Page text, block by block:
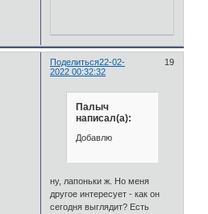
Поделиться 19
22-02-
2022 00:32:32
Палыч
написал(а):
Добавлю
ну, лапоньки ж. Но меня
другое интересует - как он
сегодня выглядит? Есть